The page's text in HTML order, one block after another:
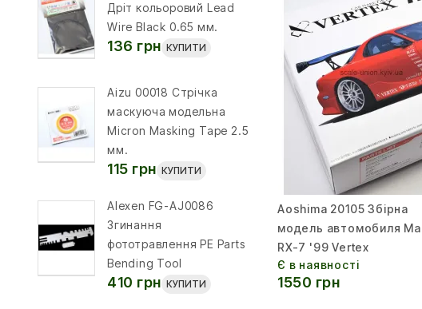
Дріт кольоровий Lead
Wire Black 0.65 мм.
136 грн КУПИТИ
Aizu 00018 Стрічка
маскуюча модельна
Micron Masking Tape 2.5
мм.
115 грн КУПИТИ
Alexen FG-AJ0086
Згинання
фототравлення PE Parts
Bending Tool
410 грн КУПИТИ
Aoshima 20105 Збірна
модель автомобиля
RX-7 '99 Vertex
Є в наявності
1550 грн